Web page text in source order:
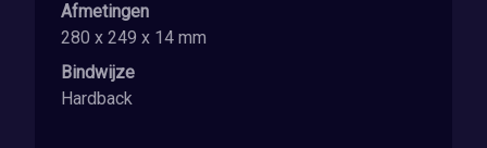
Afmetingen
280 x 249 x 14 mm
Bindwijze
Hardback